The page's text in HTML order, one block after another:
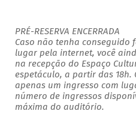
PRÉ-RESERVA ENCERRADA
Caso não tenha conseguido
lugar pela internet, você
na recepção do Espaço
espetáculo, a partir das 18h.
apenas um ingresso com
número de ingressos
máxima do auditório.